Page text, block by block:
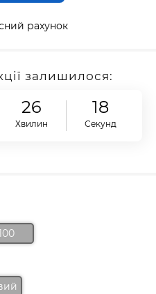
рахунок
залишилося:
26
Хвилин
17
Секунд